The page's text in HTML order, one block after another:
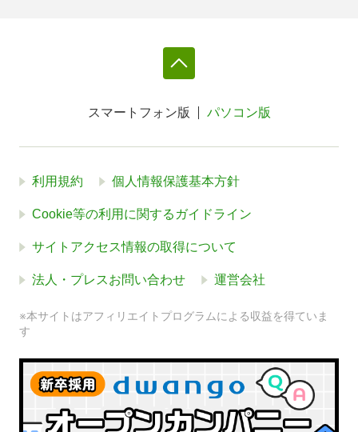
スマートフォン版 パソコン版
利用規約 個人情報保護基本方針
Cookie等の利用に関するガイドライン
サイトアクセス情報の取得について
法人・プレスお問い合わせ 運営会社
※本サイトはアフィリエイトプログラムによる収益を得ていま
す